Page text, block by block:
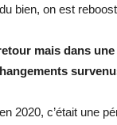
bien, on est
mais dans
2020, c’était une